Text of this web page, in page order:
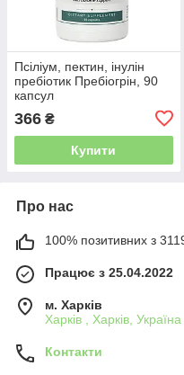
Псіліум, пектин, інулін
пребіотик Пребіогрін, 90
капсул
366 ₴
Купити
Про нас
100% позитивних з 3119
Працює з 25.04.2022
м. Харків
Харків , Харків, Україна
Контакти